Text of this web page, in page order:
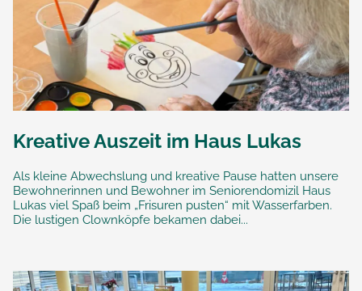
Kreative Auszeit im Haus Lukas
Als kleine Abwechslung und kreative Pause hatten unsere
Bewohnerinnen und Bewohner im Seniorendomizil Haus
Lukas viel Spaß beim „Frisuren pusten“ mit Wasserfarben.
Die lustigen Clownköpfe bekamen dabei...